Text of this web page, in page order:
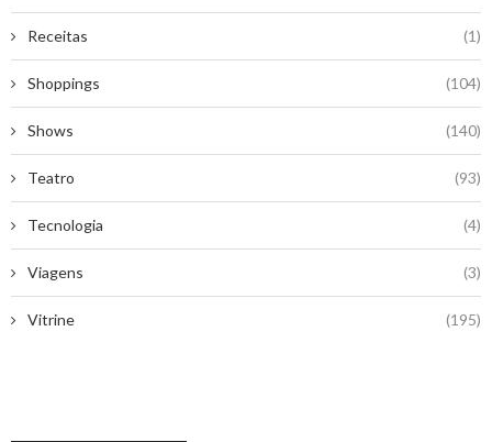
Receitas (1)
Shoppings (104)
Shows (140)
Teatro (93)
Tecnologia (4)
Viagens (3)
Vitrine (195)